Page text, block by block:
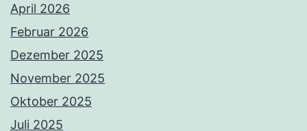
April 2026
Februar 2026
Dezember 2025
November 2025
Oktober 2025
Juli 2025